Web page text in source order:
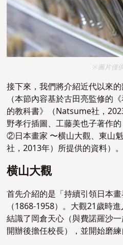
※圖片僅
接下來，我們將介紹近代以來
（本節內容基於古田亮監修的
的教科書》（Natsume社，
野孝行插圖、工藤美也子著作
②日本畫家 〜横山大觀、東山
社，2013年）所提供的資料）。
横山大觀
首先介紹的是「持續引領日本
（1868-1958）。大觀21歲時
結識了岡倉天心（與費諾羅沙
開辦後擔任校長），並開始磨練